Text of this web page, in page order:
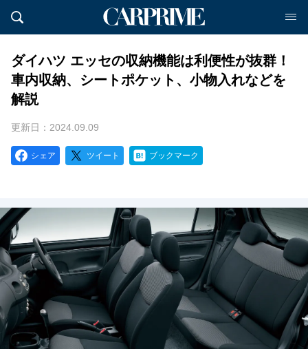
ダイハツ エッセの収納機能は利便性が抜群！
車内収納、シートポケット、小物入れなどを
解説
更新日：2024.09.09
シェア ツイート ブックマーク